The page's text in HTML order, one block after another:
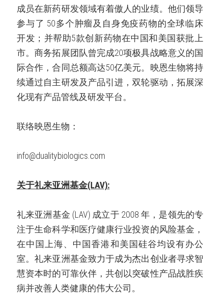
成员在新药研发领域有着傲人的业绩。他们领导
参与了 50多个肿瘤及自身免疫药物的全球临床
开发；并帮助5款创新药物在中国和美国获批上
市。商务拓展团队曾完成20项极具战略意义的国
际合作，合同总额高达50亿美元。映恩生物将持
续通过自主研发及产品引进，双轮驱动，拓展深
化现有产品管线及研发平台。
联络映恩生物：
info@dualitybiologics.com
关于礼来亚洲基金(LAV):
礼来亚洲基金 (LAV) 成立于 2008 年，是领先的专
注于生命科学和医疗健康行业投资的风险基金，
在中国上海、中国香港和美国硅谷均设有办公
室。礼来亚洲基金致力于成为杰出创业者寻求智
慧资本时的可靠伙伴，共创以突破性产品战胜疾
病并改善人类健康的伟大公司。